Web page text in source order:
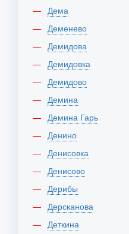
Дема
Деменево
Демидова
Демидовка
Демидово
Демина
Демина Гарь
Денино
Денисовка
Денисово
Дерибы
Дерсканова
Деткина